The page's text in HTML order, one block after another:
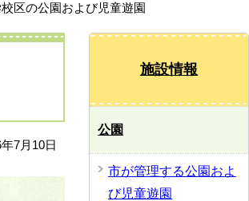
区の公園および児童遊園
7月10日
施設情報
公園
市が管理する公園およ
び児童遊園